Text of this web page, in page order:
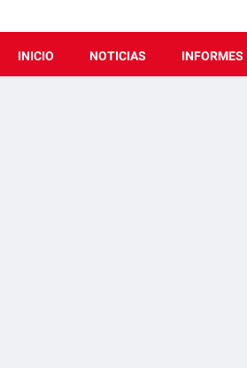
INICIO NOTICIAS INFORMES